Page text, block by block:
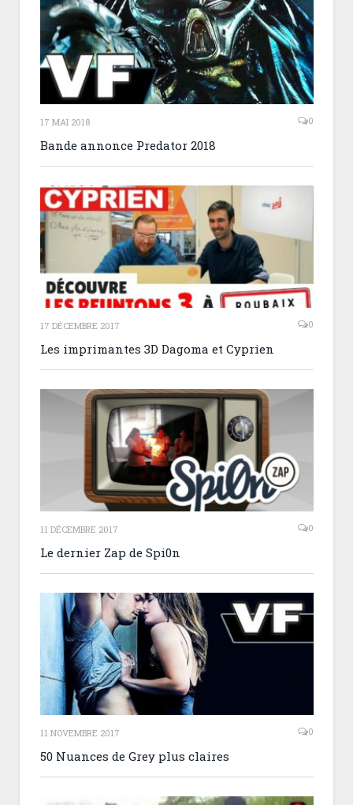
17 MAI 2018 0
Bande annonce Predator 2018
17 DÉCEMBRE 2017 0
Les imprimantes 3D Dagoma et Cyprien
11 DÉCEMBRE 2017 0
Le dernier Zap de Spi0n
11 NOVEMBRE 2017 0
50 Nuances de Grey plus claires